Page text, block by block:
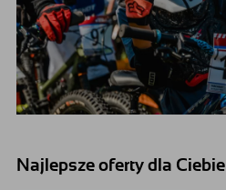
Najlepsze oferty dla Ciebie